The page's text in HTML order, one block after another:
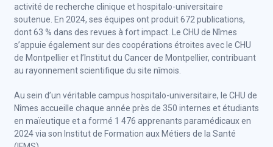
activité de recherche clinique et hospitalo-universitaire
soutenue. En 2024, ses équipes ont produit 672 publications,
dont 63 % dans des revues à fort impact. Le CHU de Nîmes
s’appuie également sur des coopérations étroites avec le CHU
de Montpellier et l’Institut du Cancer de Montpellier, contribuant
au rayonnement scientifique du site nîmois.
Au sein d’un véritable campus hospitalo-universitaire, le CHU de
Nîmes accueille chaque année près de 350 internes et étudiants
en maïeutique et a formé 1 476 apprenants paramédicaux en
2024 via son Institut de Formation aux Métiers de la Santé